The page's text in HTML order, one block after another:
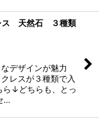
ス 天然石 ３種類
デザインが魅力
レスが３種類で入
↓どちらも、とっ
…